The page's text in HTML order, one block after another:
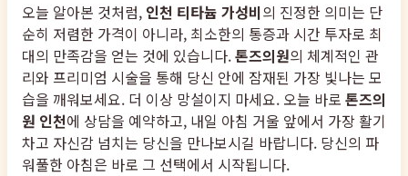
오늘 알아본 것처럼, 인천 티타늄 가성비의 진정한 의미는 단
순히 저렴한 가격이 아니라, 최소한의 통증과 시간 투자로 최
대의 만족감을 얻는 것에 있습니다.톤즈의원의 체계적인 관
리와 프리미엄 시술을 통해 당신 안에 잠재된 가장 빛나는 모
습을 깨워보세요. 더 이상 망설이지 마세요. 오늘 바로 톤즈의
원 인천에 상담을 예약하고, 내일 아침 거울 앞에서 가장 활기
차고 자신감 넘치는 당신을 만나보시길 바랍니다. 당신의 파
워풀한 아침은 바로 그 선택에서 시작됩니다.